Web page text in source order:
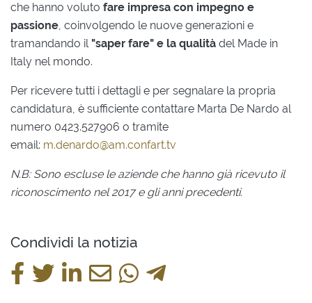
che hanno voluto fare impresa con impegno e
passione, coinvolgendo le nuove generazioni e
tramandando il "saper fare" e la qualità del Made in
Italy nel mondo.
Per ricevere tutti i dettagli e per segnalare la propria
candidatura, è sufficiente contattare Marta De Nardo al
numero 0423.527906 o tramite
email: m.denardo@am.confart.tv
N.B: Sono escluse le aziende che hanno già ricevuto il
riconoscimento nel 2017 e gli anni precedenti.
Condividi la notizia